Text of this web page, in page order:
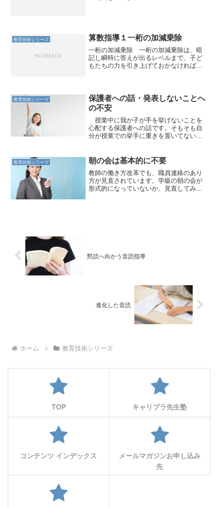
教育技術シリーズ 算数指導１一桁の加減乗除
一桁の加減乗除 一桁の加減乗除は、暗
記し瞬時に答えが出るレベルまで、子ど
もたちの力を引き上げておかなければな
たちに必要と考えてセットの...
教育技術シリーズ
保護者への話・発表しないことへ
の不安
授業中に我が子が手を挙げないことを
心配する保護者への話です。そもそも自
分が授業での挙手に重きを置いてないの
教育技術シリーズ 朝の会は基本的に不要
教師の働き方改革でも、職員連絡のあり
方が見直されています。学級の朝の会が
形式的になっていないか、見直してみま
黙読へ向かう音読指導
進化した音読
ホーム 教育技術シリーズ
TOP キャリプラ先生塾
コンテンツ インデックス
メールマガジンお申し込み
先